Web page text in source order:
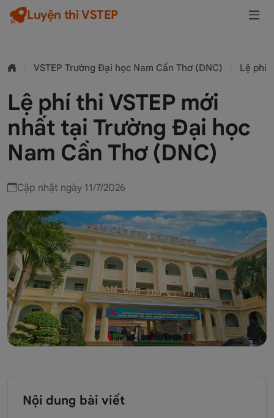
Luyện thi VSTEP
VSTEP Trường Đại học Nam Cần Thơ (DNC) Lệ phí
Lệ phí thi VSTEP mới
nhất tại Trường Đại học
Nam Cần Thơ (DNC)
Cập nhật ngày 11/7/2026
Nội dung bài viết